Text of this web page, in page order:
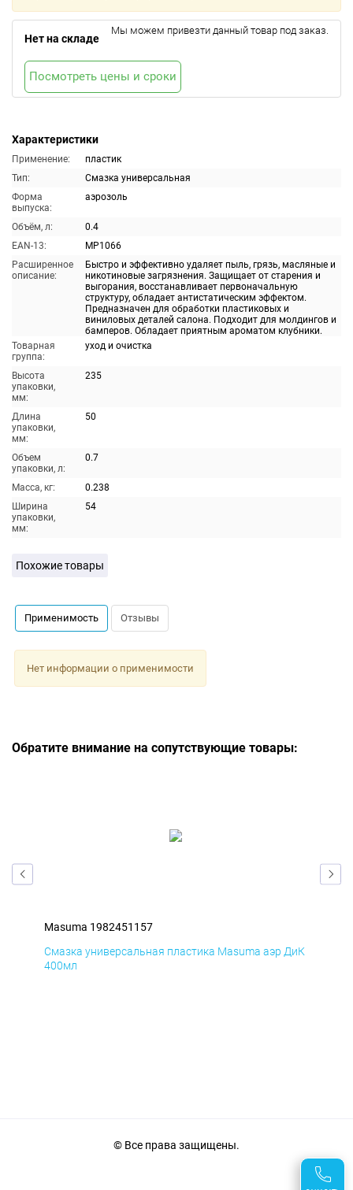
Характеристики
Применение:
пластик
Тип:
Смазка универсальная
Форма
выпуска:
аэрозоль
Объём, л:
0.4
EAN-13:
MP1066
Расширенное
описание:
Быстро и эффективно удаляет пыль, грязь, масляные и
никотиновые загрязнения. Защищает от старения и
выгорания, восстанавливает первоначальную
структуру, обладает антистатическим эффектом.
Предназначен для обработки пластиковых и
виниловых деталей салона. Подходит для молдингов и
бамперов. Обладает приятным ароматом клубники.
Товарная
группа:
уход и очистка
Высота
упаковки,
мм:
235
Длина
упаковки,
мм:
50
Объем
упаковки, л:
0.7
Масса, кг:
0.238
Ширина
упаковки,
мм:
54
Нет на складе
Мы можем привезти данный товар под заказ.
Посмотреть цены и сроки
Похожие товары
Применимость Отзывы
Нет информации о применимости
Обратите внимание на сопутствующие товары:
Masuma 1982451157
Смазка универсальная пластика Masuma аэр ДиК
400мл
© Все права защищены.